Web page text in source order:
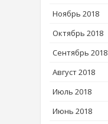
Ноябрь 2018
Октябрь 2018
Сентябрь 2018
Август 2018
Июль 2018
Июнь 2018